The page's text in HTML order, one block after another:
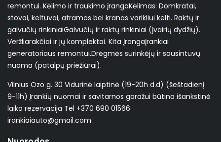
remontui. Kėlimo ir traukimo įranga ​Kėlimas: Domkratai,
stovai, keltuvai, atramos bei kranas varikliui kelti. Raktų ir
galvučių rinkiniai ​Galvučių ir raktų rinkiniai (įvairių dydžių). ​
Veržliarakčiai ir jų komplektai. Kita įranga ​Įrankiai
generatoriaus remontui. ​Drėgmės surinkėjų ir sausintuvų
nuoma (patalpų priežiūrai).
Vilnius Ozo g. 30 Vidurinė laiptinė (19-20h d.d) (šeštadienį
9-11h) Įrankių nuomai ir savitarnos garažui būtina išankstinė
laiko rezervacija Tel +370 690 01566
irankiaiauto@gmail.com